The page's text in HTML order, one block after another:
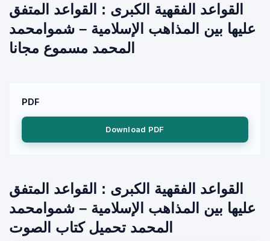
القواعد الفقهية الكبرى : القواعد المتفق
عليها بين المذاهب الإسلامية – شموامحمد
المحمد مسموع مجانا
PDF
Download PDF
القواعد الفقهية الكبرى : القواعد المتفق
عليها بين المذاهب الإسلامية – شموامحمد
المحمد تحميل كتاب الصوت